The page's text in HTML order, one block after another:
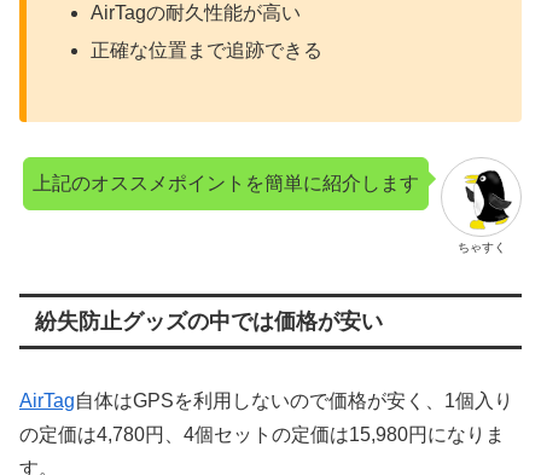
AirTagの耐久性能が高い
正確な位置まで追跡できる
ちゃすく
上記のオススメポイントを簡単に紹介します
紛失防止グッズの中では価格が安い
AirTag自体はGPSを利用しないので価格が安く、1個入り
の定価は4,780円、4個セットの定価は15,980円になりま
す。